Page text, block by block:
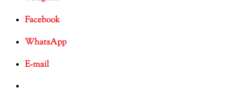
Facebook
WhatsApp
E-mail